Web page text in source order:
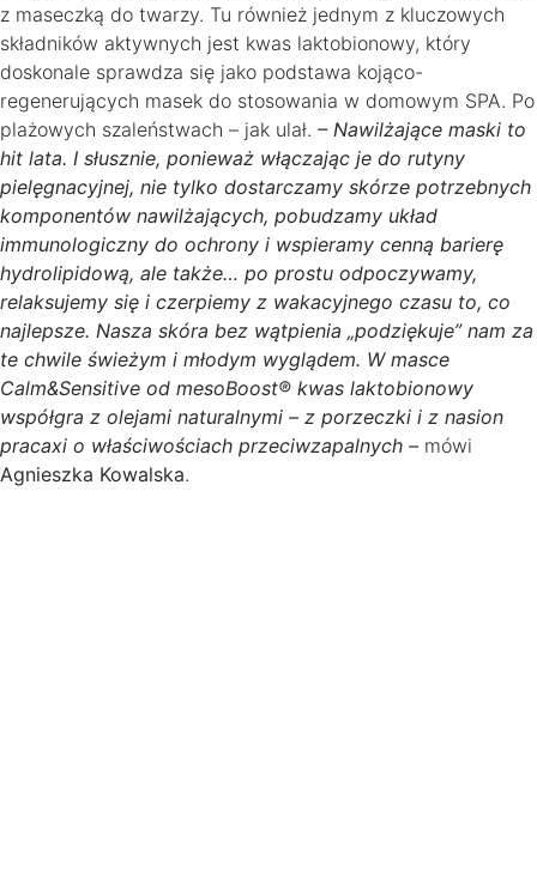
z maseczką do twarzy. Tu również jednym z kluczowych
składników aktywnych jest kwas laktobionowy, który
doskonale sprawdza się jako podstawa kojąco-
regenerujących masek do stosowania w domowym SPA. Po
plażowych szaleństwach – jak ulał. – Nawilżające maski to
hit lata. I słusznie, ponieważ włączając je do rutyny
pielęgnacyjnej, nie tylko dostarczamy skórze potrzebnych
komponentów nawilżających, pobudzamy układ
immunologiczny do ochrony i wspieramy cenną barierę
hydrolipidową, ale także… po prostu odpoczywamy,
relaksujemy się i czerpiemy z wakacyjnego czasu to, co
najlepsze. Nasza skóra bez wątpienia „podziękuje” nam za
te chwile świeżym i młodym wyglądem. W masce
Calm&Sensitive od mesoBoost® kwas laktobionowy
współgra z olejami naturalnymi – z porzeczki i z nasion
pracaxi o właściwościach przeciwzapalnych – mówi
Agnieszka Kowalska.